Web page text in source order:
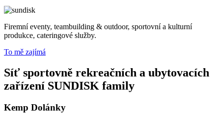
Firemní eventy, teambuilding & outdoor, sportovní a kulturní
produkce, cateringové služby.
To mě zajímá
Síť sportovně rekreačních a ubytovacích
zařízení SUNDISK family
Kemp Dolánky